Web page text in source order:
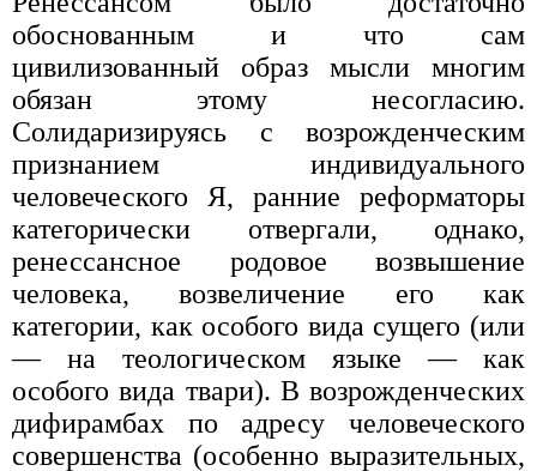
обоснованным и что сам
цивилизованный образ мысли многим
обязан этому несогласию.
Солидаризируясь с возрожденческим
признанием индивидуального
человеческого Я, ранние реформаторы
категорически отвергали, однако,
ренессансное родовое возвышение
человека, возвеличение его как
категории, как особого вида сущего (или
— на теологическом языке — как
особого вида твари). В возрожденческих
дифирамбах по адресу человеческого
совершенства (особенно выразительных,